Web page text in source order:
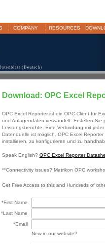
COMPANY RESOURCES
(Deutsch)
Download: OPC Excel
OPC Excel Reporter ist ein OPC-Client für
und Anlagendaten verwandelt. Erstellen Sie
Leistungsberichte. Eine Verbindung mit
Datenquelle ist möglich. OPC Excel
installieren, zu konfigurieren und zu
Speak English? OPC Excel Reporter
**Connectivity issues? Matrikon OPC
Get Free Access to this and Hundreds of
*First Name
*Last Name
*Email
New in our website?